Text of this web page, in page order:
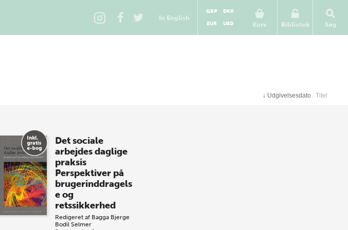
In English
Kurv
GBP
DKK
EUR
USD Bibliotek Søg
↓ Udgivelsesdato Titel
Det sociale
arbejdes daglige
praksis
Perspektiver på
brugerinddragels
e og
retssikkerhed
Redigeret af Bagga Bjerge
Bodil Selmer